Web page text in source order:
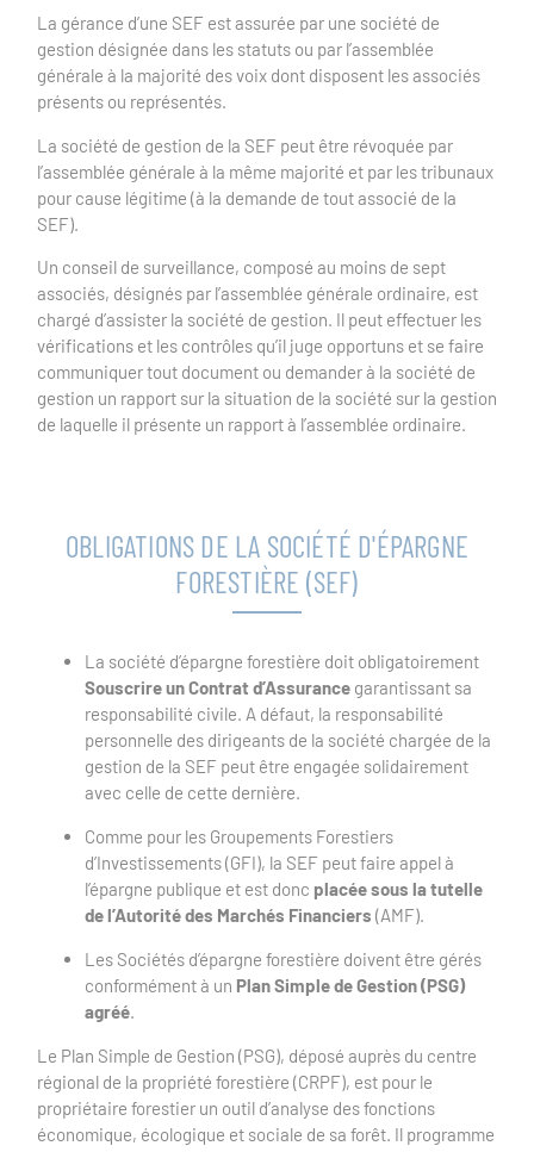
La gérance d’une SEF est assurée par une société de
gestion désignée dans les statuts ou par l’assemblée
générale à la majorité des voix dont disposent les associés
présents ou représentés.
La société de gestion de la SEF peut être révoquée par
l’assemblée générale à la même majorité et par les tribunaux
pour cause légitime (à la demande de tout associé de la
SEF).
Un conseil de surveillance, composé au moins de sept
associés, désignés par l’assemblée générale ordinaire, est
chargé d’assister la société de gestion. Il peut effectuer les
vérifications et les contrôles qu’il juge opportuns et se faire
communiquer tout document ou demander à la société de
gestion un rapport sur la situation de la société sur la gestion
de laquelle il présente un rapport à l’assemblée ordinaire.
OBLIGATIONS DE LA SOCIÉTÉ D'ÉPARGNE
FORESTIÈRE (SEF)
La société d’épargne forestière doit obligatoirement
Souscrire un Contrat d’Assurance garantissant sa
responsabilité civile. A défaut, la responsabilité
personnelle des dirigeants de la société chargée de la
gestion de la SEF peut être engagée solidairement
avec celle de cette dernière.
Comme pour les Groupements Forestiers
d’Investissements (GFI), la SEF peut faire appel à
l’épargne publique et est donc placée sous la tutelle
de l’Autorité des Marchés Financiers (AMF).
Les Sociétés d’épargne forestière doivent être gérés
conformément à un Plan Simple de Gestion (PSG)
agréé
Le Plan Simple de Gestion (PSG), déposé auprès du centre
régional de la propriété forestière (CRPF), est pour le
propriétaire forestier un outil d’analyse des fonctions
économique, écologique et sociale de sa forêt. Il programme